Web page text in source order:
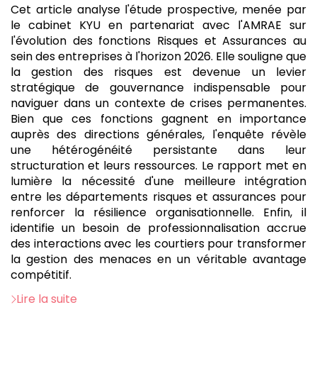
Cet article analyse l'étude prospective, menée par
le cabinet KYU en partenariat avec l'AMRAE sur
l'évolution des fonctions Risques et Assurances au
sein des entreprises à l'horizon 2026. Elle souligne que
la gestion des risques est devenue un levier
stratégique de gouvernance indispensable pour
naviguer dans un contexte de crises permanentes.
Bien que ces fonctions gagnent en importance
auprès des directions générales, l'enquête révèle
une hétérogénéité persistante dans leur
structuration et leurs ressources. Le rapport met en
lumière la nécessité d'une meilleure intégration
entre les départements risques et assurances pour
renforcer la résilience organisationnelle. Enfin, il
identifie un besoin de professionnalisation accrue
des interactions avec les courtiers pour transformer
la gestion des menaces en un véritable avantage
compétitif.
Lire la suite